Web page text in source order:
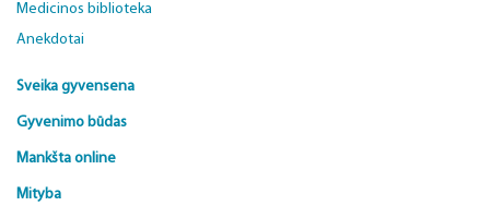
Medicinos biblioteka
Anekdotai
Sveika gyvensena
Gyvenimo būdas
Mankšta online
Mityba